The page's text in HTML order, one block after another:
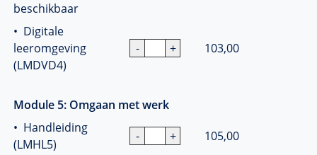
beschikbaar
• Digitale
leeromgeving
(LMDVD4)
103,00
Module 5: Omgaan met werk
• Handleiding
(LMHL5)
105,00